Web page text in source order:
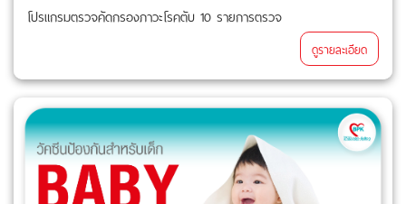
โปรแกรมตรวจคัดกรองภาวะโรคตับ 10 รายการตรวจ
ดูรายละเอียด